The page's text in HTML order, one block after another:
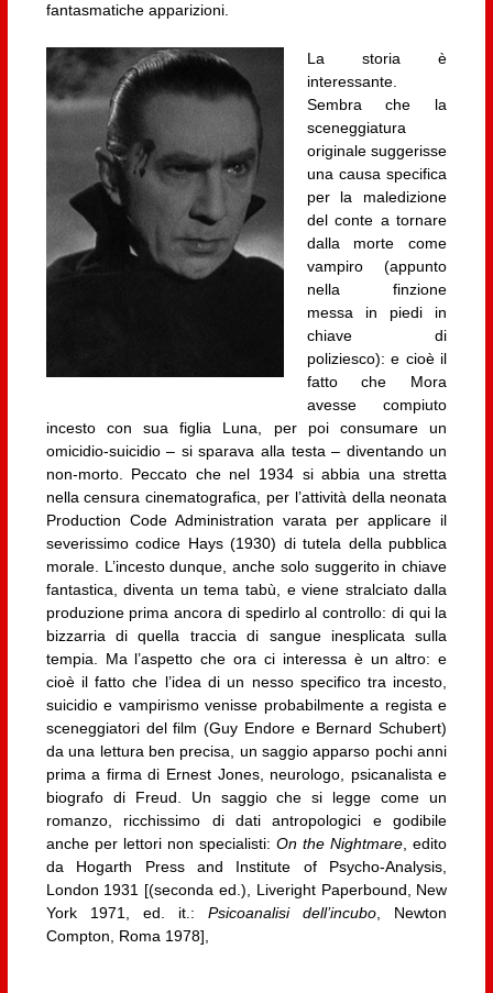
fantasmatiche apparizioni.
La storia è
interessante.
Sembra che la
sceneggiatura
originale suggerisse
una causa specifica
per la maledizione
del conte a tornare
dalla morte come
vampiro (appunto
nella finzione
messa in piedi in
chiave di
poliziesco): e cioè il
fatto che Mora
avesse compiuto
incesto con sua figlia Luna, per poi consumare un
omicidio-suicidio – si sparava alla testa – diventando un
non-morto. Peccato che nel 1934 si abbia una stretta
nella censura cinematografica, per l’attività della neonata
Production Code Administration varata per applicare il
severissimo codice Hays (1930) di tutela della pubblica
morale. L’incesto dunque, anche solo suggerito in chiave
fantastica, diventa un tema tabù, e viene stralciato dalla
produzione prima ancora di spedirlo al controllo: di qui la
bizzarria di quella traccia di sangue inesplicata sulla
tempia. Ma l’aspetto che ora ci interessa è un altro: e
cioè il fatto che l’idea di un nesso specifico tra incesto,
suicidio e vampirismo venisse probabilmente a regista e
sceneggiatori del film (Guy Endore e Bernard Schubert)
da una lettura ben precisa, un saggio apparso pochi anni
prima a firma di Ernest Jones, neurologo, psicanalista e
biografo di Freud. Un saggio che si legge come un
romanzo, ricchissimo di dati antropologici e godibile
anche per lettori non specialisti:On the Nightmare , edito
da Hogarth Press and Institute of Psycho-Analysis,
London 1931 [(seconda ed.), Liveright Paperbound, New
York 1971, ed. it.:Psicoanalisi dell’incubo , Newton
Compton, Roma 1978],